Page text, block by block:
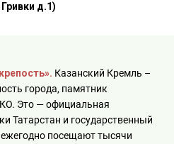
д.1)
Казанский Кремль –
города, памятник
Это — официальная
Татарстан и государственный
посещают тысячи